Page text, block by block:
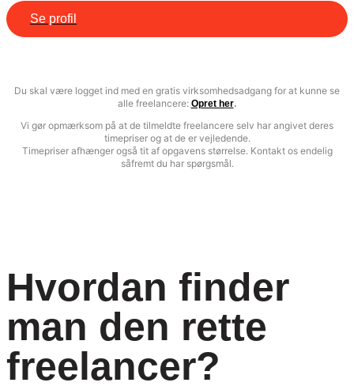
Se profil
Du skal være logget ind med en gratis virksomhedsadgang for at kunne se
alle freelancere: Opret her.
Vi gør opmærksom på at de tilmeldte freelancere selv har angivet deres
timepriser og at de er vejledende.
Timepriser afhænger også tit af opgavens størrelse. Kontakt os endelig
såfremt du har spørgsmål.
Hvordan finder
man den rette
freelancer?